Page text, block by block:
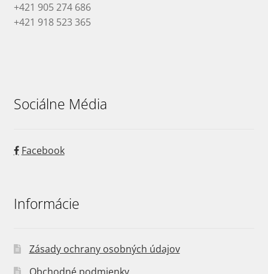
+421 905 274 686
+421 918 523 365
Sociálne Média
Facebook
Informácie
Zásady ochrany osobných údajov